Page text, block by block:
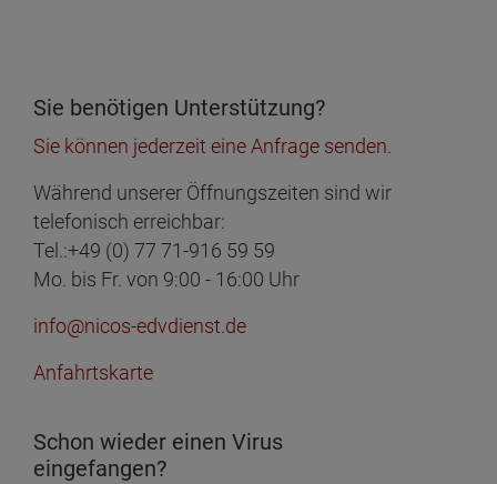
Sie benötigen Unterstützung?
Sie können jederzeit eine Anfrage senden.
Während unserer Öffnungszeiten sind wir
telefonisch erreichbar:
Tel.:+49 (0) 77 71-916 59 59
Mo. bis Fr. von 9:00 - 16:00 Uhr
info@nicos-edvdienst.de
Anfahrtskarte
Schon wieder einen Virus
eingefangen?